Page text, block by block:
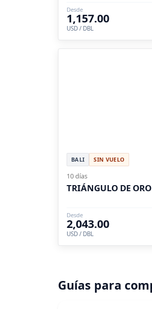
Desde
1,157.00
USD / DBL
BALI SIN VUELO
10 días
TRIÁNGULO DE
Desde
2,043.00
USD / DBL
Guías para